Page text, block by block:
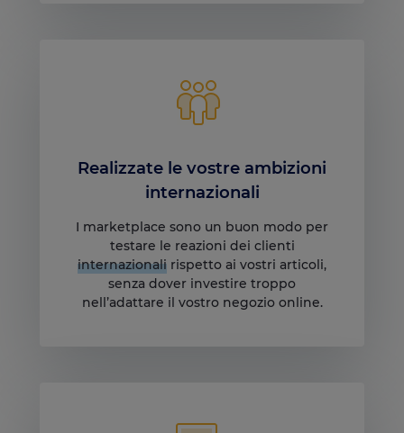
Realizzate le vostre ambizioni
internazionali
I marketplace sono un buon modo per
testare le reazioni dei clienti
internazionali rispetto ai vostri articoli,
senza dover investire troppo
nell’adattare il vostro negozio online.